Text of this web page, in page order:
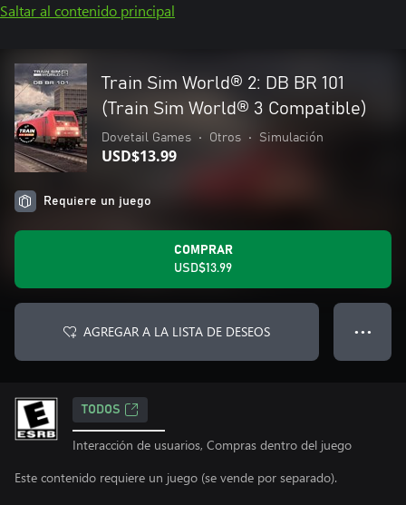
Saltar al contenido principal
Train Sim World® 2: DB BR 101
(Train Sim World® 3 Compatible)
Dovetail Games • Otros • Simulación
USD$13.99
Requiere un juego
COMPRAR
USD$13.99
AGREGAR A LA LISTA DE DESEOS ● ● ●
TODOS
Interacción de usuarios, Compras dentro del juego
Este contenido requiere un juego (se vende por separado).